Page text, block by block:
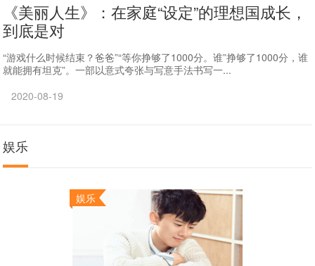
《美丽人生》：在家庭“设定”的理想国成长，
到底是对
“游戏什么时候结束？爸爸”“等你挣够了1000分。谁”挣够了1000分，谁
就能拥有坦克”。一部以意式夸张与写意手法书写一...
2020-08-19
娱乐
娱乐